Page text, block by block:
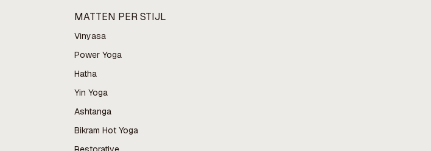
MATTEN PER STIJL
Vinyasa
Power Yoga
Hatha
Yin Yoga
Ashtanga
Bikram Hot Yoga